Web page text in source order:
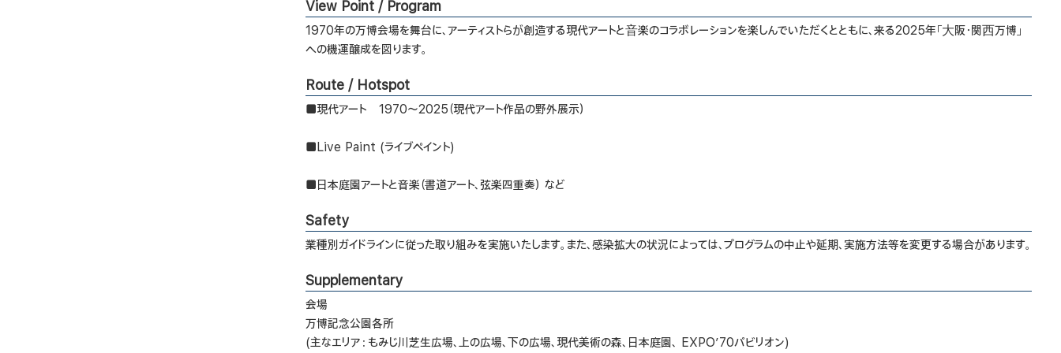
View Point / Program
1970年の万博会場を舞台に、アーティストらが創造する現代アートと⾳楽のコラボレーションを楽しんでいただくとともに、来る2025年「⼤阪・関⻄万博」
への機運醸成を図ります。
Route / Hotspot
■現代アート 1970～2025（現代アート作品の野外展示）
■Live Paint (ライブペイント)
■日本庭園アートと音楽（書道アート、弦楽四重奏） など
Safety
業種別ガイドラインに従った取り組みを実施いたします。また、感染拡大の状況によっては、プログラムの中止や延期、実施方法等を変更する場合があります。
Supplementary
会場
万博記念公園各所
(主なエリア：もみじ川芝生広場、上の広場、下の広場、現代美術の森、日本庭園、 EXPO’70パビリオン)